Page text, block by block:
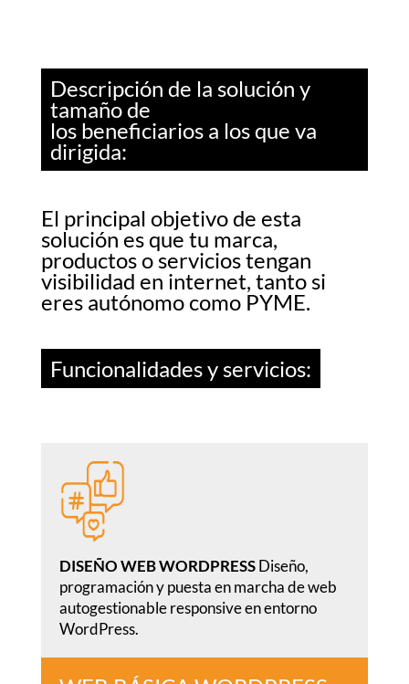
Descripción de la solución y
tamaño de
los beneficiarios a los que va
dirigida:
El principal objetivo de esta
solución es que tu marca,
productos o servicios tengan
visibilidad en internet, tanto si
eres autónomo como PYME.
Funcionalidades y servicios:
DISEÑO WEB WORDPRESSDiseño,
programación y puesta en marcha de web
autogestionable responsive en entorno
WordPress.